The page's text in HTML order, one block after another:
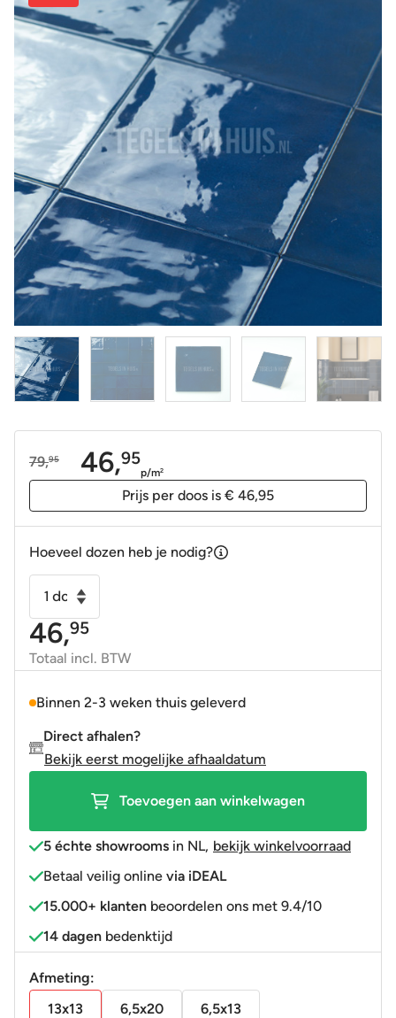
79,95
Oorspronkelijke
46,95
Huidige
p/m2
Prijs per doos is € 46,95
Hoeveel dozen heb je nodig?
wandtegel
13x13
donker
blauw
soft
aantal
46,95
Totaal incl. BTW
Binnen 2-3 weken thuis geleverd
Direct afhalen?
Bekijk eerst mogelijke afhaaldatum
Toevoegen aan winkelwagen
5 échte showrooms in NL, bekijk winkelvoorraad
Betaal veilig online via iDEAL
15.000+ klanten beoordelen ons met 9.4/10
14 dagen bedenktijd
Afmeting:
13x13
6,5x20 6,5x13